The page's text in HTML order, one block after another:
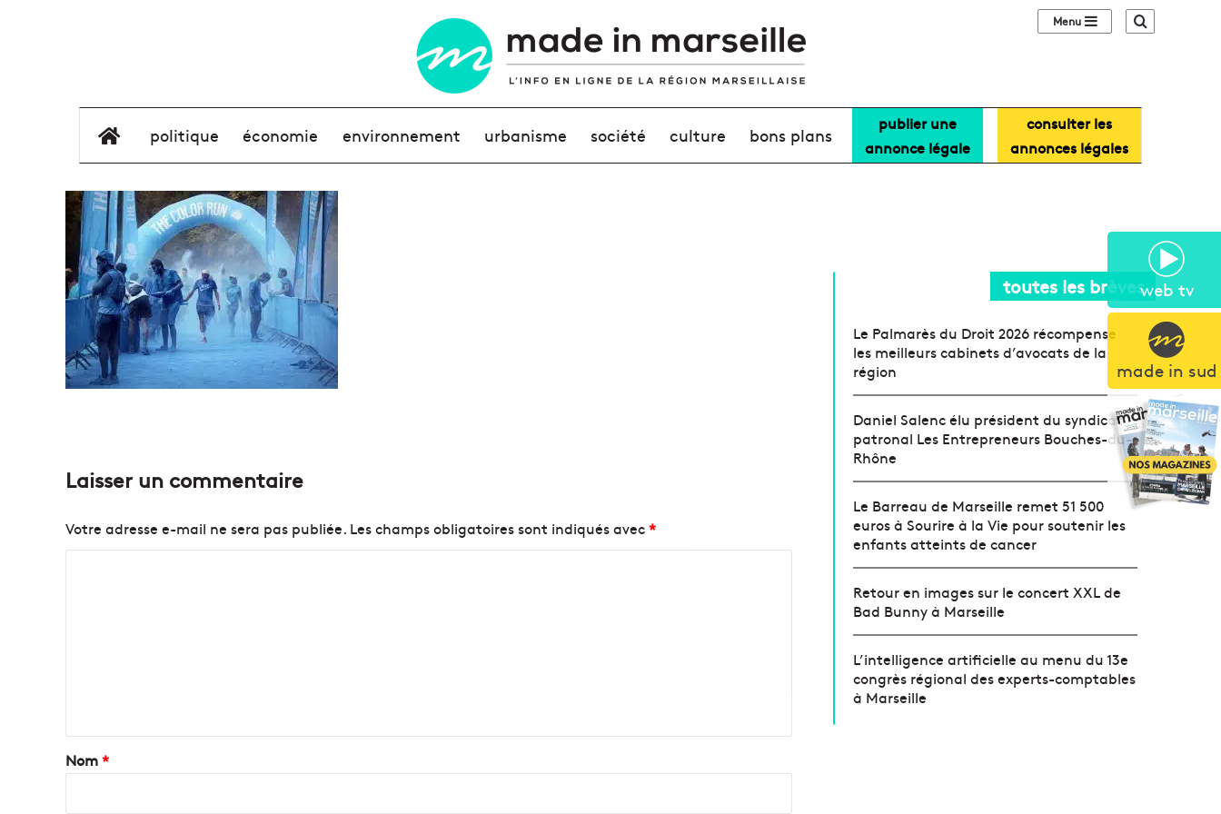
web tv
made in sud
Sidebar (barre
élément de menu
politique économie environnement urbanisme société culture bons plans
publier une
annonce légale
consulter les
annonces légales
Laisser un commentaire
Votre adresse e-mail ne sera pas publiée. Les champs obligatoires sont indiqués avec*
a
r
Nom*
toutes les brèves
Le Palmarès du Droit 2026 récompense
les meilleurs cabinets d’avocats de la
région
Daniel Salenc élu président du syndicat
patronal Les Entrepreneurs Bouches-du-
Rhône
Le Barreau de Marseille remet 51 500
euros à Sourire à la Vie pour soutenir les
enfants atteints de cancer
Retour en images sur le concert XXL de
Bad Bunny à Marseille
L’intelligence artificielle au menu du 13e
congrès régional des experts-comptables
à Marseille